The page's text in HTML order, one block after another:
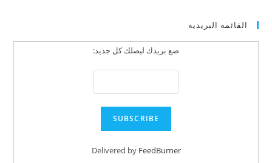
القائمه البريديه
ضع بريدك ليصلك كل جديد:
Delivered by FeedBurner